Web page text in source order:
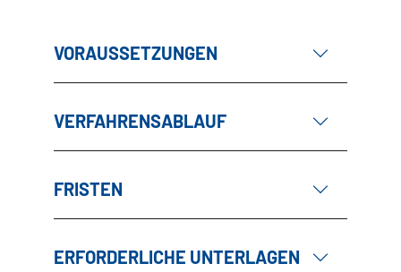
VORAUSSETZUNGEN
VERFAHRENSABLAUF
FRISTEN
ERFORDERLICHE UNTERLAGEN